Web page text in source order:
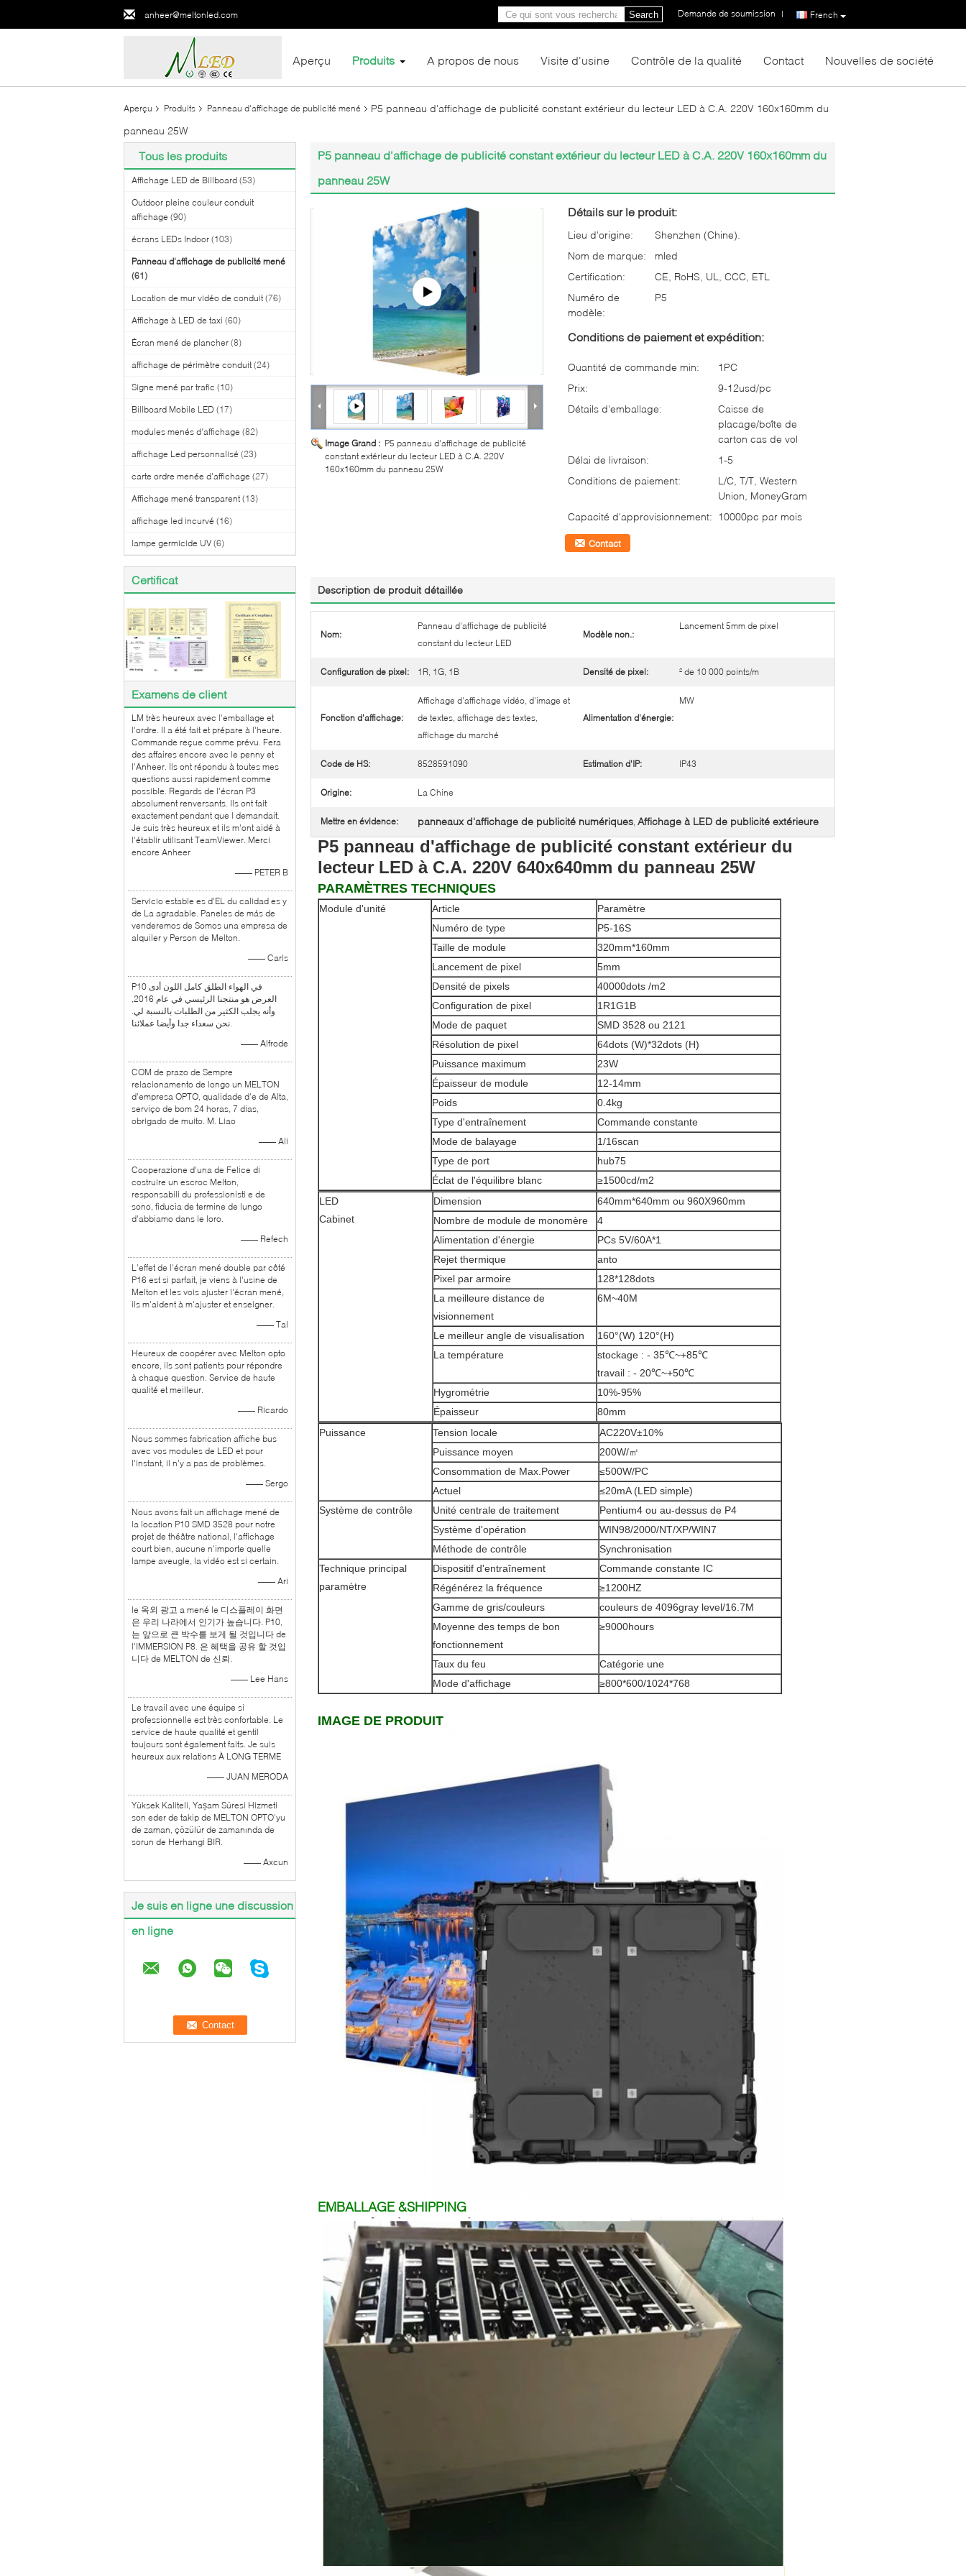
anheer@meltonled.com French
Demande de soumission |
Search
Aperçu Produits A propos de nous Visite d'usine Contrôle de la qualité Contact Nouvelles de société
Aperçu Produits Panneau d'affichage de publicité mené
P5 panneau d'affichage de publicité constant extérieur du lecteur LED à C.A. 220V 160x160mm du
panneau 25W
Tous les produits
Affichage LED de Billboard (53)
Outdoor pleine couleur conduit
affichage (90)
écrans LEDs Indoor (103)
Panneau d'affichage de publicité mené
(61)
Location de mur vidéo de conduit (76)
Affichage à LED de taxi (60)
Écran mené de plancher (8)
affichage de périmètre conduit (24)
Signe mené par trafic (10)
Billboard Mobile LED (17)
modules menés d'affichage (82)
affichage Led personnalisé (23)
carte ordre menée d'affichage (27)
Affichage mené transparent (13)
affichage led incurvé (16)
lampe germicide UV (6)
Certificat
Examens de client
LM très heureux avec l'emballage et
l'ordre. Il a été fait et prépare à l'heure.
Commande reçue comme prévu. Fera
des affaires encore avec le penny et
l'Anheer. Ils ont répondu à toutes mes
questions aussi rapidement comme
possible. Regards de l'écran P3
absolument renversants. Ils ont fait
exactement pendant que l demandait.
Je suis très heureux et ils m'ont aidé à
l'établir utilisant TeamViewer. Merci
encore Anheer
—— PETER B
Servicio estable es d'EL du calidad es y
de La agradable. Paneles de más de
venderemos de Somos una empresa de
alquiler y Person de Melton.
—— Carls
P10 في الهواء الطلق كامل اللون أدى
العرض هو منتجنا الرئيسي في عام 2016,
وأنه يجلب الكثير من الطلبات بالنسبة لي.
نحن سعداء جدا وأيضا عملائنا.
—— Alfrode
COM de prazo de Sempre
relacionamento de longo un MELTON
d'empresa OPTO, qualidade d'e de Alta,
serviço de bom 24 horas, 7 dias,
obrigado de muito. M. Liao
—— Ali
Cooperazione d'una de Felice di
costruire un escroc Melton,
responsabili du professionisti e de
sono, fiducia de termine de lungo
d'abbiamo dans le loro.
—— Refech
L'effet de l'écran mené double par côté
P16 est si parfait, je viens à l'usine de
Melton et les vois ajuster l'écran mené,
ils m'aident à m'ajuster et enseigner.
—— Tal
Heureux de coopérer avec Melton opto
encore, ils sont patients pour répondre
à chaque question. Service de haute
qualité et meilleur.
—— Ricardo
Nous sommes fabrication affiche bus
avec vos modules de LED et pour
l'instant, il n'y a pas de problèmes.
—— Sergo
Nous avons fait un affichage mené de
la location P10 SMD 3528 pour notre
projet de théâtre national, l'affichage
court bien, aucune n'importe quelle
lampe aveugle, la vidéo est si certain.
—— Ari
le 옥외 광고 a mené le 디스플레이 화면
은 우리 나라에서 인기가 높습니다. P10,
는 앞으로 큰 박수를 보게 될 것입니다 de
l'IMMERSION P8. 은 혜택을 공유 할 것입
니다 de MELTON de 신뢰.
—— Lee Hans
Le travail avec une équipe si
professionnelle est très confortable. Le
service de haute qualité et gentil
toujours sont également faits. Je suis
heureux aux relations À LONG TERME
—— JUAN MERODA
Yüksek Kaliteli, Yașam Süresi Hizmeti
son eder de takip de MELTON OPTO'yu
de zaman, çözülür de zamanında de
sorun de Herhangi BIR.
—— Axcun
Je suis en ligne une discussion
en ligne
P5 panneau d'affichage de publicité constant extérieur du lecteur LED à C.A. 220V 160x160mm du
panneau 25W
Image Grand : P5 panneau d'affichage de publicité
constant extérieur du lecteur LED à C.A. 220V
160x160mm du panneau 25W
Détails sur le produit:
Lieu d'origine:
Shenzhen (Chine).
Nom de marque:
mled
Certification:
CE, RoHS, UL, CCC, ETL
Numéro de
modèle:
P5
Conditions de paiement et expédition:
Quantité de commande min:
1PC
Prix:
9-12usd/pc
Détails d'emballage:
Caisse de
placage/boîte de
carton cas de vol
Délai de livraison:
1-5
Conditions de paiement:
L/C, T/T, Western
Union, MoneyGram
Capacité d'approvisionnement: 10000pc par mois
Contact
Description de produit détaillée
Nom:
Panneau d'affichage de publicité
constant du lecteur LED
Modèle non.:
Lancement 5mm de pixel
Configuration de pixel: 1R, 1G, 1B Densité de pixel: ² de 10 000 points/m
Fonction d'affichage:
Affichage d'affichage vidéo, d'image et
de textes, affichage des textes,
affichage du marché
Alimentation d'énergie:
MW
Code de HS: 8528591090 Estimation d'IP: IP43
Origine: La Chine
Mettre en évidence: panneaux d'affichage de publicité numériques, Affichage à LED de publicité extérieure
P5 panneau d'affichage de publicité constant extérieur du
lecteur LED à C.A. 220V 640x640mm du panneau 25W
PARAMÈTRES TECHNIQUES
Module d'unité Article
Paramètre
Numéro de type
P5-16S
Taille de module
320mm*160mm
Lancement de pixel
5mm
Densité de pixels
40000dots /m2
Configuration de pixel
1R1G1B
Mode de paquet
SMD 3528 ou 2121
Résolution de pixel
64dots (W)*32dots (H)
Puissance maximum
23W
Épaisseur de module
12-14mm
Poids
0.4kg
Type d'entraînement
Commande constante
Mode de balayage
1/16scan
Type de port
hub75
Éclat de l'équilibre blanc
≥1500cd/m2
LED
Cabinet
Dimension
640mm*640mm ou 960X960mm
Nombre de module de monomère
4
Alimentation d'énergie
PCs 5V/60A*1
Rejet thermique
anto
Pixel par armoire
128*128dots
La meilleure distance de
visionnement
6M~40M
Le meilleur angle de visualisation
160°(W) 120°(H)
La température
stockage : - 35℃~+85℃
travail : - 20℃~+50℃
Hygrométrie
10%-95%
Épaisseur
80mm
Puissance
Tension locale
AC220V±10%
Puissance moyen
200W/㎡
Consommation de Max.Power
≤500W/PC
Actuel
≤20mA (LED simple)
Système de contrôle
Unité centrale de traitement
Pentium4 ou au-dessus de P4
Système d'opération
WIN98/2000/NT/XP/WIN7
Méthode de contrôle
Synchronisation
Technique principal
paramètre
Dispositif d'entraînement
Commande constante IC
Régénérez la fréquence
≥1200HZ
Gamme de gris/couleurs
couleurs de 4096gray level/16.7M
Moyenne des temps de bon
fonctionnement
≥9000hours
Taux du feu
Catégorie une
Mode d'affichage
≥800*600/1024*768
IMAGE DE PRODUIT
EMBALLAGE &SHIPPING